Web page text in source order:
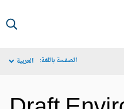
الصفحة باللغة: العربية